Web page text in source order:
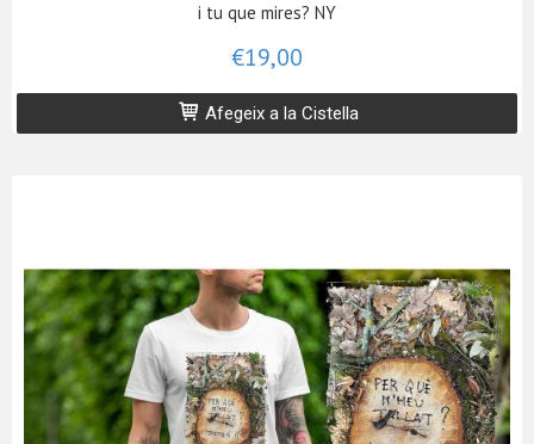
i tu que mires? NY
€19,00
Afegeix a la Cistella